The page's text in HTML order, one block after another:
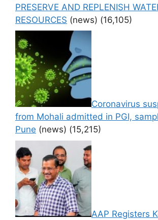
PRESERVE AND REPLENISH
RESOURCES (news) (16,105)
Coronavirus
from Mohali admitted in PGI,
Pune (news) (15,215)
AAP Registers